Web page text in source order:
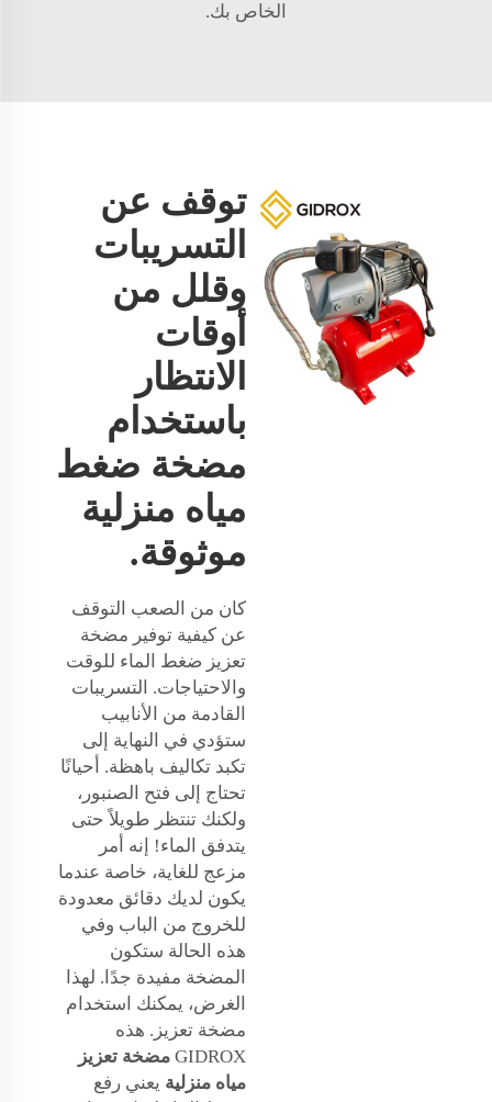
الخاص بك.
توقف عن
التسريبات
وقلل من
أوقات
الانتظار
باستخدام
مضخة ضغط
مياه منزلية
موثوقة.
كان من الصعب التوقف
عن كيفية توفير مضخة
تعزيز ضغط الماء للوقت
والاحتياجات. التسريبات
القادمة من الأنابيب
ستؤدي في النهاية إلى
تكبد تكاليف باهظة. أحيانًا
تحتاج إلى فتح الصنبور،
ولكنك تنتظر طويلاً حتى
يتدفق الماء! إنه أمر
مزعج للغاية، خاصة عندما
يكون لديك دقائق معدودة
للخروج من الباب وفي
هذه الحالة ستكون
المضخة مفيدة جدًا. لهذا
الغرض، يمكنك استخدام
مضخة تعزيز. هذه
GIDROX مضخة تعزيز
مياه منزلية يعني رفع